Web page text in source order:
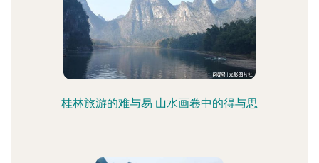
桂林旅游的难与易 山水画卷中的得与思